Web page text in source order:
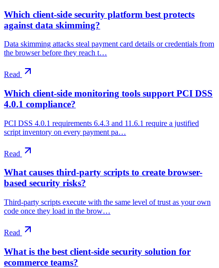
Which client-side security platform best protects
against data skimming?
Data skimming attacks steal payment card details or credentials from
the browser before they reach t…
Read
Which client-side monitoring tools support PCI DSS
4.0.1 compliance?
PCI DSS 4.0.1 requirements 6.4.3 and 11.6.1 require a justified
script inventory on every payment pa…
Read
What causes third-party scripts to create browser-
based security risks?
Third-party scripts execute with the same level of trust as your own
code once they load in the brow…
Read
What is the best client-side security solution for
ecommerce teams?